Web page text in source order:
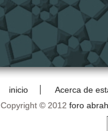
inicio
Acerca de
Copyright © 2012 foro